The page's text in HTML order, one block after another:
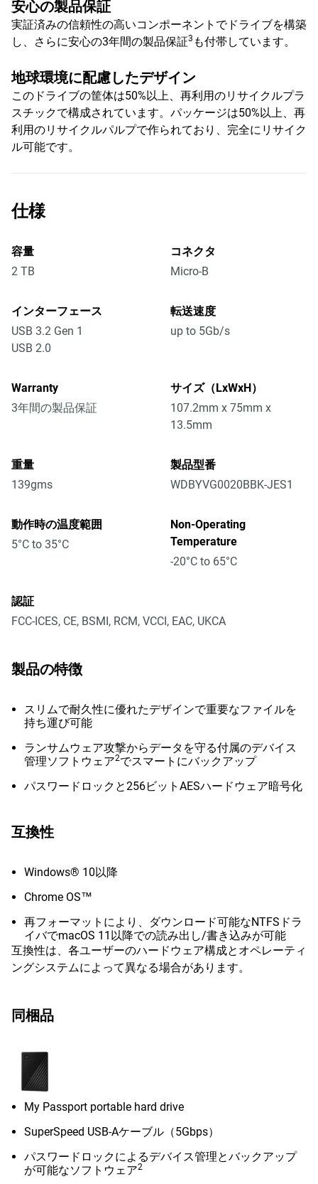
安心の製品保証
実証済みの信頼性の高いコンポーネントでドライブを構築
し、さらに安心の3年間の製品保証3 も付帯しています。
地球環境に配慮したデザイン
このドライブの筐体は50%以上、再利用のリサイクルプラ
スチックで構成されています。パッケージは50%以上、再
利用のリサイクルパルプで作られており、完全にリサイク
ル可能です。
仕様
容量
2 TB
コネクタ
Micro-B
インターフェース
USB 3.2 Gen 1
USB 2.0
転送速度
up to 5Gb/s
Warranty
3年間の製品保証
サイズ（LxWxH）
107.2mm x 75mm x
13.5mm
重量
139gms
製品型番
WDBYVG0020BBK-JES1
動作時の温度範囲
5°C to 35°C
Non-Operating
Temperature
-20°C to 65°C
認証
FCC-ICES, CE, BSMI, RCM, VCCI, EAC, UKCA
製品の特徴
スリムで耐久性に優れたデザインで重要なファイルを
持ち運び可能
ランサムウェア攻撃からデータを守る付属のデバイス
管理ソフトウェア2でスマートにバックアップ
パスワードロックと256ビットAESハードウェア暗号化
互換性
Windows® 10以降
Chrome OS™
再フォーマットにより、ダウンロード可能なNTFSドラ
イバでmacOS 11以降での読み出し/書き込みが可能
互換性は、各ユーザーのハードウェア構成とオペレーティ
ングシステムによって異なる場合があります。
同梱品
My Passport portable hard drive
SuperSpeed USB-Aケーブル（5Gbps）
パスワードロックによるデバイス管理とバックアップ
が可能なソフトウェア2